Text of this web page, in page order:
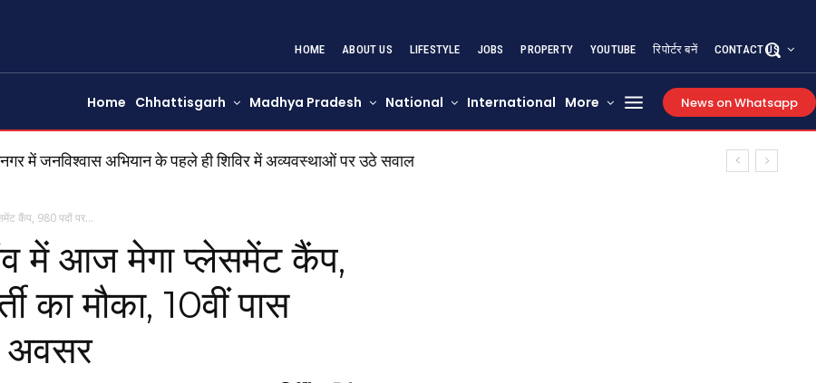
HOME ABOUT US LIFESTYLE JOBS PROPERTY YOUTUBE रिपोर्टर बनें CONTACT US
Home Chhattisgarh Madhya Pradesh National International More News on Whatsapp
में जनविश्वास अभियान के पहले ही शिविर में अव्यवस्थाओं पर उठे सवाल
कैंप, 980 पदों पर...
में आज मेगा प्लेसमेंट कैंप,
का मौका, 10वीं पास
अवसर